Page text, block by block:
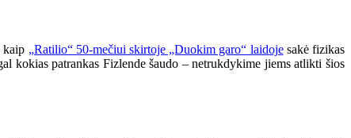
kaip „Ratilio“ 50-mečiui skirtoje „Duokim garo“ laidojesakė fizikas
patrankas Fizlende šaudo – netrukdykime jiems atlikti šios